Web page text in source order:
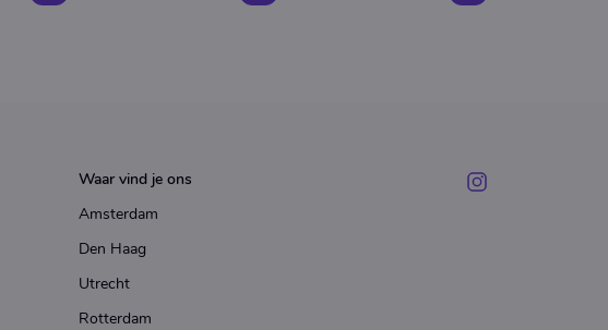
Waar vind je ons
Amsterdam
Den Haag
Utrecht
Rotterdam